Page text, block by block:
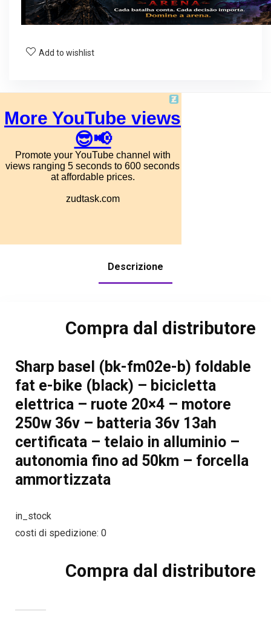
Add to wishlist
Descrizione
Compra dal distributore
Sharp basel (bk-fm02e-b) foldable
fat e-bike (black) – bicicletta
elettrica – ruote 20×4 – motore
250w 36v – batteria 36v 13ah
certificata – telaio in alluminio –
autonomia fino ad 50km – forcella
ammortizzata
in_stock
costi di spedizione: 0
Compra dal distributore